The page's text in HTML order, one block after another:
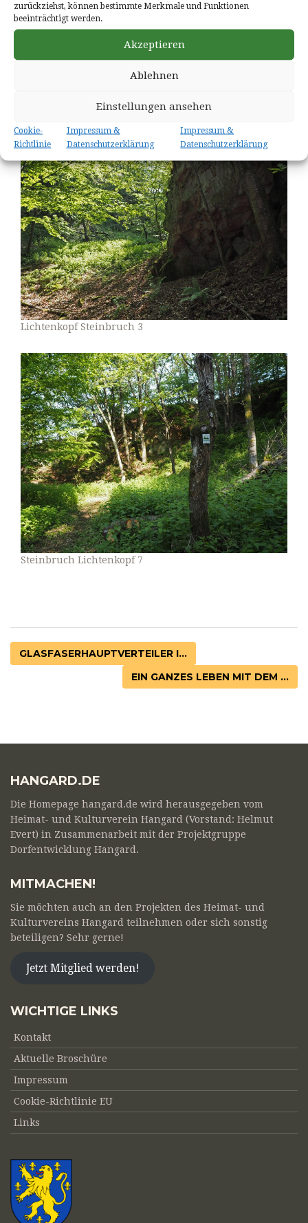
zurückziehst, können bestimmte Merkmale und Funktionen
beeinträchtigt werden.
Akzeptieren
Ablehnen
Einstellungen ansehen
Cookie-
Richtlinie
Impressum &
Datenschutzerklärung
Impressum &
Datenschutzerklärung
Lichtenkopf Steinbruch 3
Steinbruch Lichtenkopf 7
GLASFASERHAUPTVERTEILER I...
EIN GANZES LEBEN MIT DEM ...
HANGARD.DE
Die Homepage hangard.de wird herausgegeben vom
Heimat- und Kulturverein Hangard (Vorstand: Helmut
Evert) in Zusammenarbeit mit der Projektgruppe
Dorfentwicklung Hangard.
MITMACHEN!
Sie möchten auch an den Projekten des Heimat- und
Kulturvereins Hangard teilnehmen oder sich sonstig
beteiligen? Sehr gerne!
Jetzt Mitglied werden!
WICHTIGE LINKS
Kontakt
Aktuelle Broschüre
Impressum
Cookie-Richtlinie EU
Links